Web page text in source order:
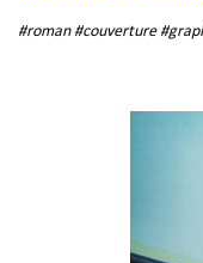
#roman #couverture #